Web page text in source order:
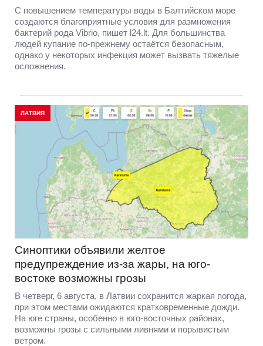
С повышением температуры воды в Балтийском море
создаются благоприятные условия для размножения
бактерий рода Vibrio, пишет l24.lt. Для большинства
людей купание по-прежнему остаётся безопасным,
однако у некоторых инфекция может вызвать тяжелые
осложнения.
ЛАТВИЯ
Синоптики объявили желтое
предупреждение из-за жары, на юго-
востоке возможны грозы
В четверг, 6 августа, в Латвии сохранится жаркая погода,
при этом местами ожидаются кратковременные дожди.
На юге страны, особенно в юго-восточных районах,
возможны грозы с сильными ливнями и порывистым
ветром.